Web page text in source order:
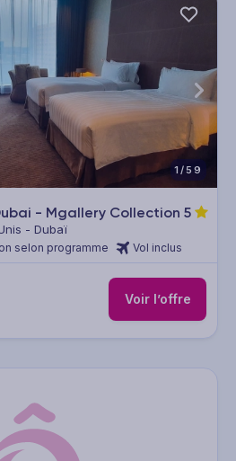
1/59
- Mgallery Collection 5
- Dubaï
selon programme Vol inclus
Voir l’offre